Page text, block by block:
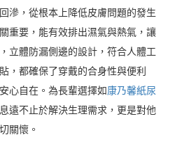
滲，從根本上降低皮膚問題的發生
重要，能有效排出濕氣與熱氣，讓
立體防漏側邊的設計，符合人體工
，都確保了穿戴的合身性與便利
心自在。為長輩選擇如康乃馨紙尿
遠不止於解決生理需求，更是對他
關懷。